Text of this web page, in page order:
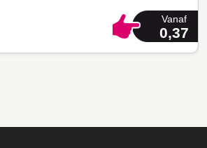
Vanaf
0,37